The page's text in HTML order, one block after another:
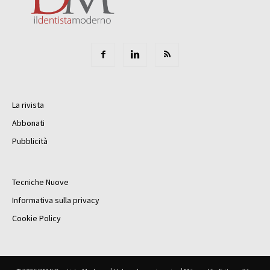
La rivista
Abbonati
Pubblicità
Tecniche Nuove
Informativa sulla privacy
Cookie Policy